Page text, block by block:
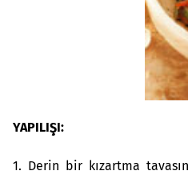
YAPILIŞI:
1. Derin bir kızartma